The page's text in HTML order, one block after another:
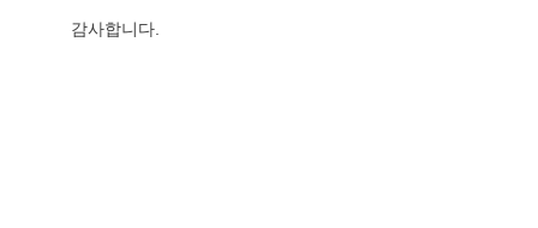
감사합니다.